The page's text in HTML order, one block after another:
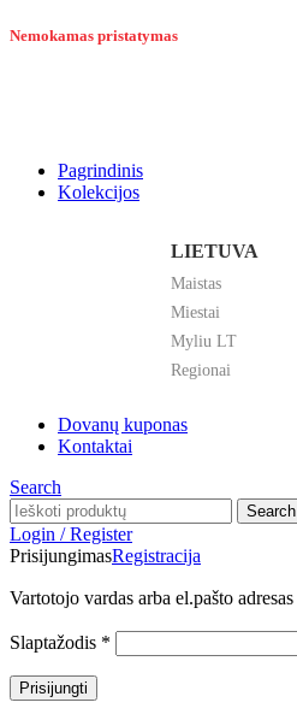
Nemokamas pristatymas
Pagrindinis
Kolekcijos
LIETUVA
Maistas
Miestai
Myliu LT
Regionai
Dovanų kuponas
Kontaktai
Search
Search
Login / Register
PrisijungimasRegistracija
Vartotojo vardas arba el.pašto adresas
Slaptažodis *
Prisijungti